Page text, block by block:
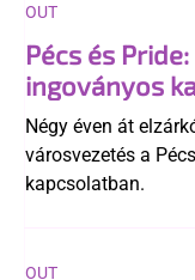
Pécs és
ingoványos
története
Négy éven át
városvezetés a
kapcsolatban.
OUT
OUT